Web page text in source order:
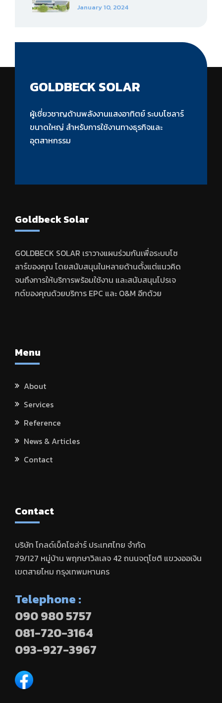
January 10, 2024
GOLDBECK SOLAR
ผู้เชี่ยวชาญด้านพลังงานแสงอาทิตย์ ระบบโซลาร์
ขนาดใหญ่ สำหรับการใช้งานทางธุรกิจและ
อุตสาหกรรม
Goldbeck Solar
GOLDBECK SOLAR เราวางแผนร่วมกันเพื่อระบบโซ
ลาร์ของคุณ โดยสนับสนุนในหลายด้านตั้งแต่แนวคิด
จนถึงการให้บริการพร้อมใช้งาน และสนับสนุนโปรเจ
กต์ของคุณด้วยบริการ EPC และ O&M อีกด้วย
Menu
About
Services
Reference
News & Articles
Contact
Contact
บริษัท โกลด์เบ็คโซล่าร์ ประเทศไทย จำกัด
79/127 หมู่บ้าน พฤกษาวิลเลจ 42 ถนนจตุโชติ แขวงออเงิน
เขตสายไหม กรุงเทพมหานคร
Telephone :
090 980 5757
081-720-3164
093-927-3967